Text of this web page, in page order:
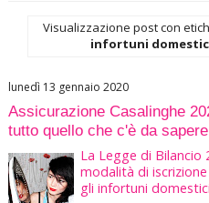
Visualizzazione post con
infortuni
lunedì 13 gennaio 2020
Assicurazione Casalinghe
tutto quello che c'è da sapere
La Legge di
modalità di
gli infortuni